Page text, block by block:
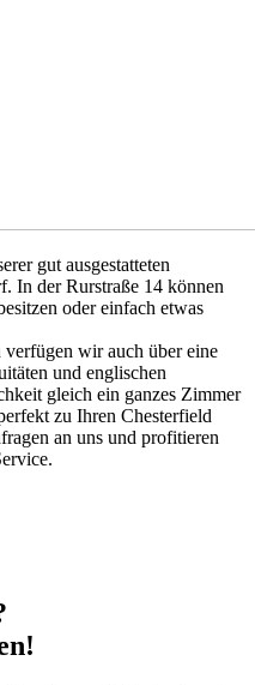
gut ausgestatteten
In der Rurstraße 14 können
oder einfach etwas
wir auch über eine
und englischen
gleich ein ganzes Zimmer
zu Ihren Chesterfield
an uns und profitieren